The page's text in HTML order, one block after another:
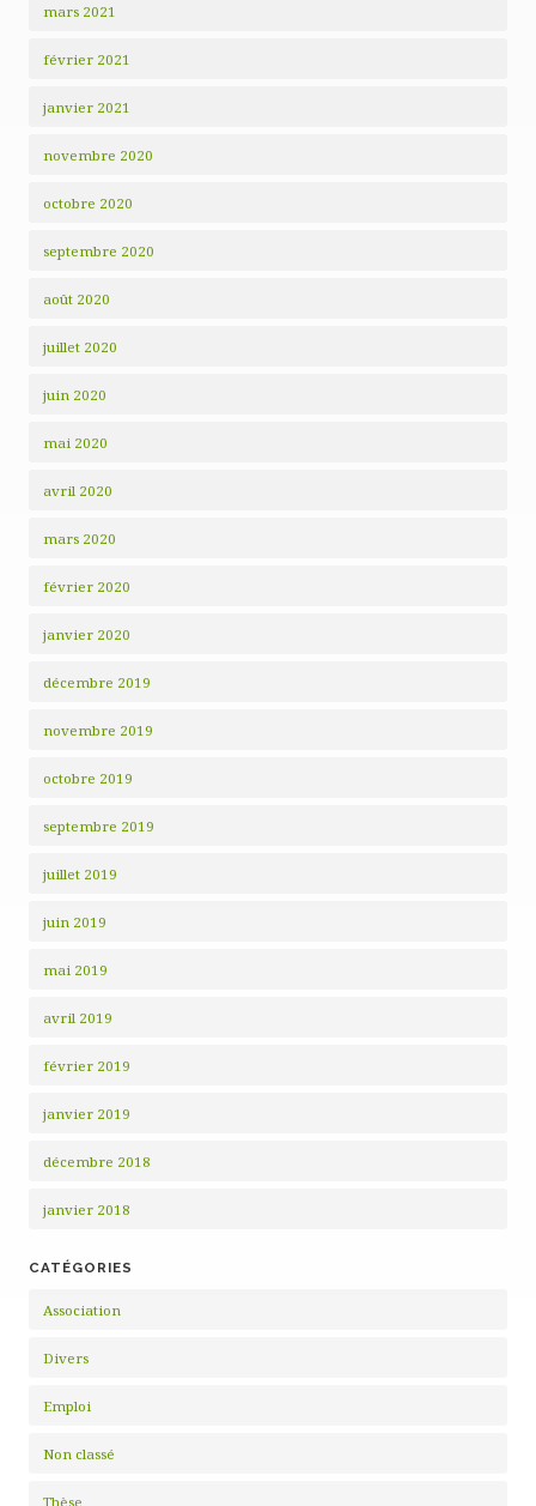
mars 2021
février 2021
janvier 2021
novembre 2020
octobre 2020
septembre 2020
août 2020
juillet 2020
juin 2020
mai 2020
avril 2020
mars 2020
février 2020
janvier 2020
décembre 2019
novembre 2019
octobre 2019
septembre 2019
juillet 2019
juin 2019
mai 2019
avril 2019
février 2019
janvier 2019
décembre 2018
janvier 2018
CATÉGORIES
Association
Divers
Emploi
Non classé
Thèse